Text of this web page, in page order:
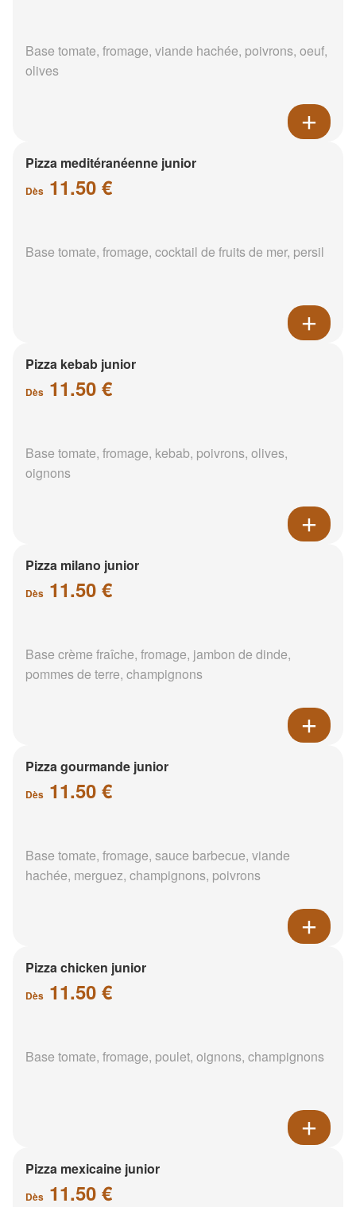
Base tomate, fromage, viande hachée, poivrons, oeuf,
olives
Pizza meditéranéenne junior
Dès 11.50 €
Base tomate, fromage, cocktail de fruits de mer, persil
Pizza kebab junior
Dès 11.50 €
Base tomate, fromage, kebab, poivrons, olives,
oignons
Pizza milano junior
Dès 11.50 €
Base crème fraîche, fromage, jambon de dinde,
pommes de terre, champignons
Pizza gourmande junior
Dès 11.50 €
Base tomate, fromage, sauce barbecue, viande
hachée, merguez, champignons, poivrons
Pizza chicken junior
Dès 11.50 €
Base tomate, fromage, poulet, oignons, champignons
Pizza mexicaine junior
Dès 11.50 €